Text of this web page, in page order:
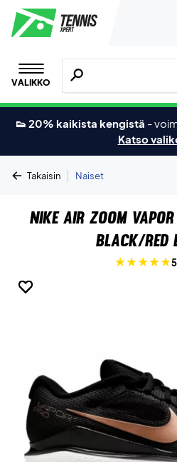
VALIKKO
Hae tuotteita,
👟 20% kaikista kengistä -
Katso
Takaisin | Naiset
Nike Air Zoom
Black/Red